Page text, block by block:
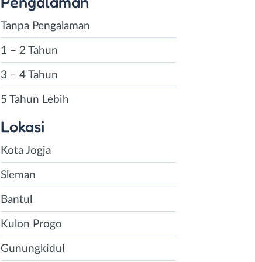
Tanpa Pengalaman
1 – 2 Tahun
3 – 4 Tahun
5 Tahun Lebih
Lokasi
Kota Jogja
Sleman
Bantul
Kulon Progo
Gunungkidul